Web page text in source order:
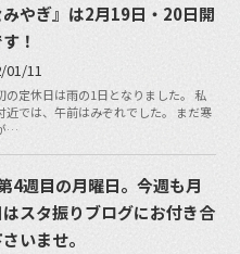
みやぎ』は2月19日・20日開
！
01/11
の定休日は雨の1日となりました。 私
近では、午前はみぞれでした。 まだ寒
…
4週目の月曜日。今週も月
スタ振りブログにお付き合
いませ。